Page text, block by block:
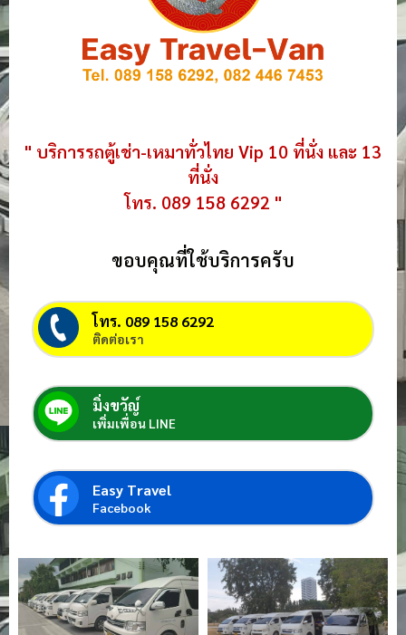
" บริการรถตู้เช่า-เหมาทั่วไทย Vip 10 ที่นั่ง และ 13
ที่นั่ง
โทร. 089 158 6292 "
ขอบคุณที่ใช้บริการครับ
โทร. 089 158 6292
ติดต่อเรา
มิ่งขวัญ์
เพิ่มเพื่อน LINE
Easy Travel
Facebook